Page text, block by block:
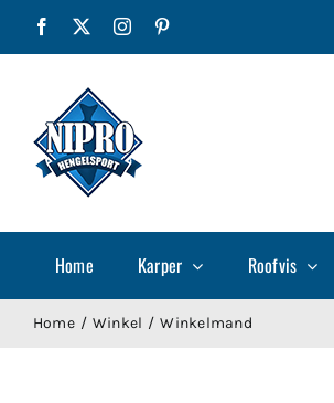
Facebook Instagram
Home Karper Roofvis
Home Winkel Winkelmand